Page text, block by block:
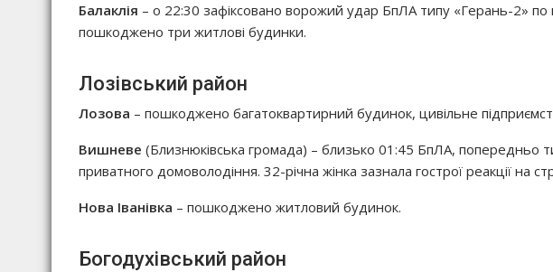
Балаклія – о 22:30 зафіксовано ворожий удар БпЛА типу «Герань-2»
пошкоджено три житлові будинки.
Лозівський район
Лозова – пошкоджено багатоквартирний будинок, цивільне
Вишневе (Близнюківська громада) – близько 01:45 БпЛА, попередньо
приватного домоволодіння. 32-річна жінка зазнала гострої реакції
Нова Іванівка – пошкоджено житловий будинок.
Богодухівський район